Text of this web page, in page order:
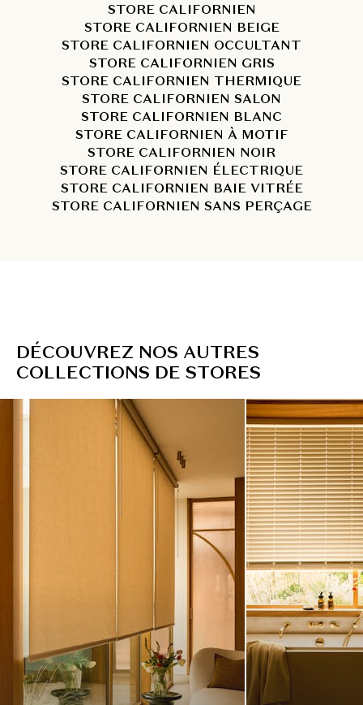
STORE CALIFORNIEN
STORE CALIFORNIEN BEIGE
STORE CALIFORNIEN OCCULTANT
STORE CALIFORNIEN GRIS
STORE CALIFORNIEN THERMIQUE
STORE CALIFORNIEN SALON
STORE CALIFORNIEN BLANC
STORE CALIFORNIEN À MOTIF
STORE CALIFORNIEN NOIR
STORE CALIFORNIEN ÉLECTRIQUE
STORE CALIFORNIEN BAIE VITRÉE
STORE CALIFORNIEN SANS PERÇAGE
DÉCOUVREZ NOS AUTRES
COLLECTIONS DE STORES